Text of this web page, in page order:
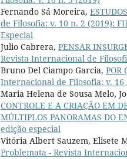
Fernando Sá Moreira,
de Filosofia: v. 10 n. 2 (2019):
Especial
Julio Cabrera, PENSAR
Revista Internacional de
Bruno Del Ciampo Garcia, POR
Internacional de Filosofia: v. 16
Maria Helena de Sousa Melo,
CONTROLE E A CRIAÇÃO EM
MÚLTIPLOS PANORAMAS DO
edição especial
Vitória Albert Sauzem, Elisete
Problemata - Revista